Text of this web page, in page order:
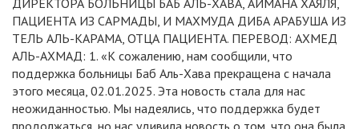
ДИРЕКТОРА БОЛЬНИЦЫ БАБ АЛЬ-ХАВА, АЙМАНА ХАЯЛЯ,
ПАЦИЕНТА ИЗ САРМАДЫ, И МАХМУДА ДИБА АРАБУША ИЗ
ТЕЛЬ АЛЬ-КАРАМА, ОТЦА ПАЦИЕНТА. ПЕРЕВОД: АХМЕД
АЛЬ-АХМАД: 1. «К сожалению, нам сообщили, что
поддержка больницы Баб Аль-Хава прекращена с начала
этого месяца, 02.01.2025. Эта новость стала для нас
неожиданностью. Мы надеялись, что поддержка будет